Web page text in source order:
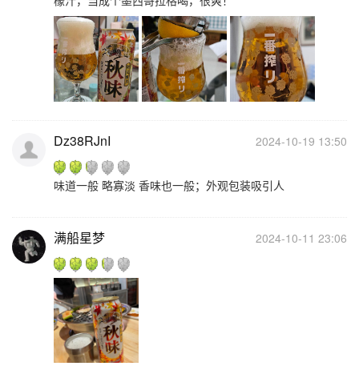
Dz38RJnI 2024-10-19 13:50
味道一般 略寡淡 香味也一般；外观包装吸引人
满船星梦 2024-10-11 23:06